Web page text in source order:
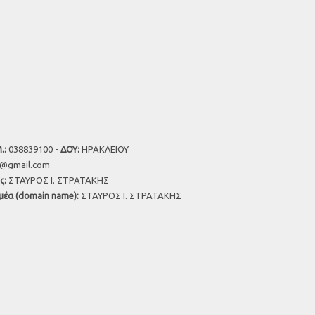
038839100 - ΔΟΥ: ΗΡΑΚΛΕΙΟΥ
ΣΤΑΥΡΟΣ Ι. ΣΤΡΑΤΑΚΗΣ
(domain name): ΣΤΑΥΡΟΣ Ι. ΣΤΡΑΤΑΚΗΣ